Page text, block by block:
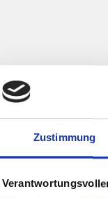
Zustimmung
WE GET